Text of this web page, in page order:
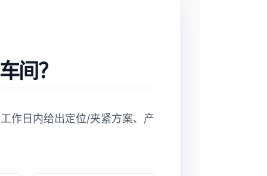
间？
作日内给出定位/夹紧方案、产